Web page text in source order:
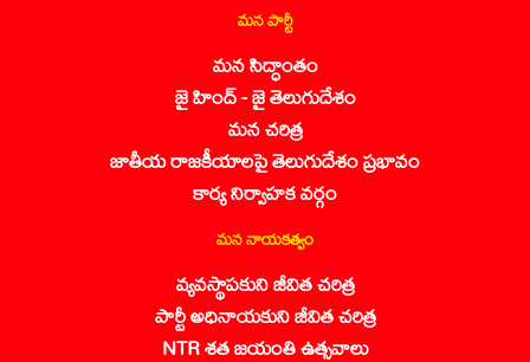
మన పార్టీ
మన సిద్ధాంతం
జై హింద్ - జై తెలుగుదేశం
మన చరిత్ర
జాతీయ రాజకీయాలపై తెలుగుదేశం ప్రభావం
కార్య నిర్వాహక వర్గం
మన నాయకత్వం
వ్యవస్థాపకుని జీవిత చరిత్ర
పార్టీ అధినాయకుని జీవిత చరిత్ర
NTR శత జయంతి ఉత్సవాలు